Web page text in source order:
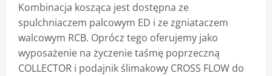
Kombinacja kosząca jest dostępna ze
spulchniaczem palcowym ED i ze zgniataczem
walcowym RCB. Oprócz tego oferujemy jako
wyposażenie na życzenie taśmę poprzeczną
COLLECTOR i podajnik ślimakowy CROSS FLOW do